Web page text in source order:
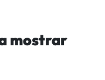
mostrar